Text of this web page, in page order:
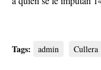
Tags: admin Cullera